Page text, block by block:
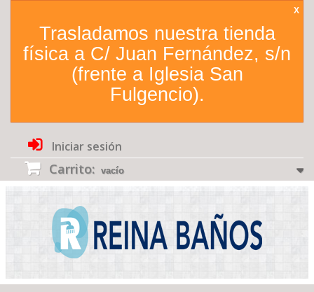
Trasladamos nuestra tienda
física a C/ Juan Fernández, s/n
(frente a Iglesia San
Fulgencio).
X
Iniciar sesión
Carrito: vacío